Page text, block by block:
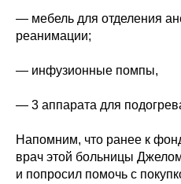
— мебель для отделения
реанимации;
— инфузионные помпы,
— 3 аппарата для
Напомним, что ранее к
врач этой больницы
и попросил помочь с